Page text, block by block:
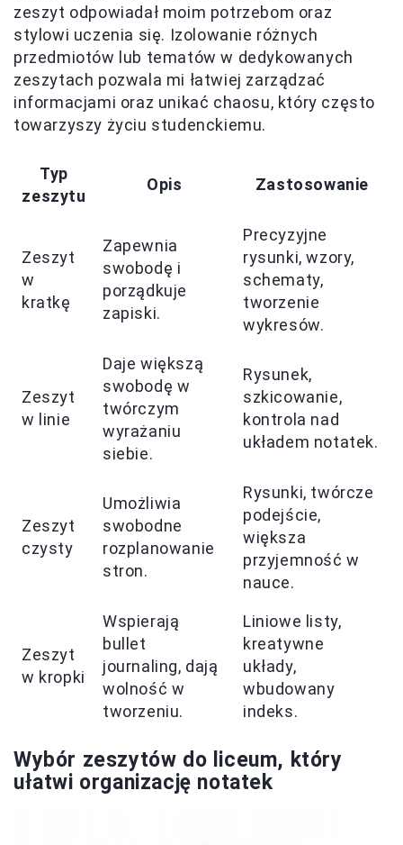
zeszyt odpowiadał moim potrzebom oraz
stylowi uczenia się. Izolowanie różnych
przedmiotów lub tematów w dedykowanych
zeszytach pozwala mi łatwiej zarządzać
informacjami oraz unikać chaosu, który często
towarzyszy życiu studenckiemu.
Typ
zeszytu
Opis Zastosowanie
Zeszyt
w
kratkę
Zapewnia
swobodę i
porządkuje
zapiski.
Precyzyjne
rysunki, wzory,
schematy,
tworzenie
wykresów.
Zeszyt
w linie
Daje większą
swobodę w
twórczym
wyrażaniu
siebie.
Rysunek,
szkicowanie,
kontrola nad
układem notatek.
Zeszyt
czysty
Umożliwia
swobodne
rozplanowanie
stron.
Rysunki, twórcze
podejście,
większa
przyjemność w
nauce.
Zeszyt
w kropki
Wspierają
bullet
journaling, dają
wolność w
tworzeniu.
Liniowe listy,
kreatywne
układy,
wbudowany
indeks.
Wybór zeszytów do liceum, który
ułatwi organizację notatek